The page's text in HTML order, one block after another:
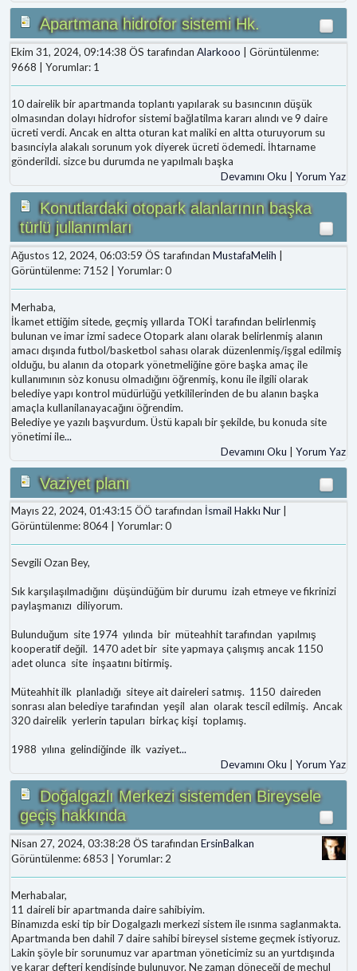
Apartmana hidrofor sistemi Hk.
Ekim 31, 2024, 09:14:38 ÖS tarafından Alarkooo | Görüntülenme:
9668 | Yorumlar: 1
10 dairelik bir apartmanda toplantı yapılarak su basıncının düşük
olmasından dolayı hidrofor sistemi bağlatilma kararı alındı ve 9 daire
ücreti verdi. Ancak en altta oturan kat maliki en altta oturuyorum su
basınciyla alakalı sorunum yok diyerek ücreti ödemedi. İhtarname
gönderildi. sizce bu durumda ne yapılmalı başka
Devamını Oku
Yorum Yaz
Konutlardaki otopark alanlarının başka
türlü jullanımları
Ağustos 12, 2024, 06:03:59 ÖS tarafından MustafaMelih
Görüntülenme: 7152 | Yorumlar: 0
Merhaba,
İkamet ettiğim sitede, geçmiş yıllarda TOKİ tarafından belirlenmiş
bulunan ve imar izmi sadece Otopark alanı olarak belirlenmiş alanın
amacı dışında futbol/basketbol sahası olarak düzenlenmiş/işgal edilmiş
olduğu, bu alanın da otopark yönetmeliğine göre başka amaç ile
kullanımının sòz konusu olmadığını öğrenmiş, konu ile ilgili olarak
belediye yapı kontrol müdürlüğü yetkililerinden de bu alanın başka
amaçla kullanilanayacağını öğrendim.
Belediye ye yazılı başvurdum. Üstü kapalı bir şekilde, bu konuda site
yönetimi ile...
Devamını Oku
Yorum Yaz
Vaziyet planı
Mayıs 22, 2024, 01:43:15 ÖÖ tarafından İsmail Hakkı Nur
Görüntülenme: 8064 | Yorumlar: 0
Sevgili Ozan Bey,
Sık karşılaşılmadığını düşündüğüm bir durumu izah etmeye ve fikrinizi
paylaşmanızı diliyorum.
Bulunduğum site 1974 yılında bir müteahhit tarafından yapılmış
kooperatif değil. 1470 adet bir site yapmaya çalışmış ancak 1150
adet olunca site inşaatını bitirmiş.
Müteahhit ilk planladığı siteye ait daireleri satmış. 1150 daireden
sonrası alan belediye tarafından yeşil alan olarak tescil edilmiş. Ancak
320 dairelik yerlerin tapuları birkaç kişi toplamış.
1988 yılına gelindiğinde ilk vaziyet...
Devamını Oku
Yorum Yaz
Doğalgazlı Merkezi sistemden Bireysele
geçiş hakkında
Nisan 27, 2024, 03:38:28 ÖS tarafından ErsinBalkan
Görüntülenme: 6853 | Yorumlar: 2
Merhabalar,
11 daireli bir apartmanda daire sahibiyim.
Binamızda eski tip bir Dogalgazlı merkezi sistem ile ısınma saglanmakta.
Apartmanda ben dahil 7 daire sahibi bireysel sisteme geçmek istiyoruz.
Lakin şöyle bir sorunumuz var apartman yöneticimiz su an yurtdışında
ve karar defteri kendisinde bulunuyor. Ne zaman döneceği de meçhul